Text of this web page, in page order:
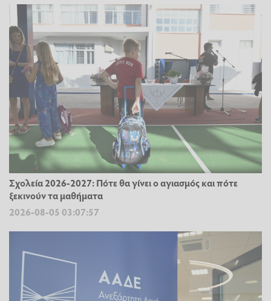
Σχολεία 2026-2027: Πότε θα γίνει ο αγιασμός και πότε
ξεκινούν τα μαθήματα
2026-08-05 03:07:57